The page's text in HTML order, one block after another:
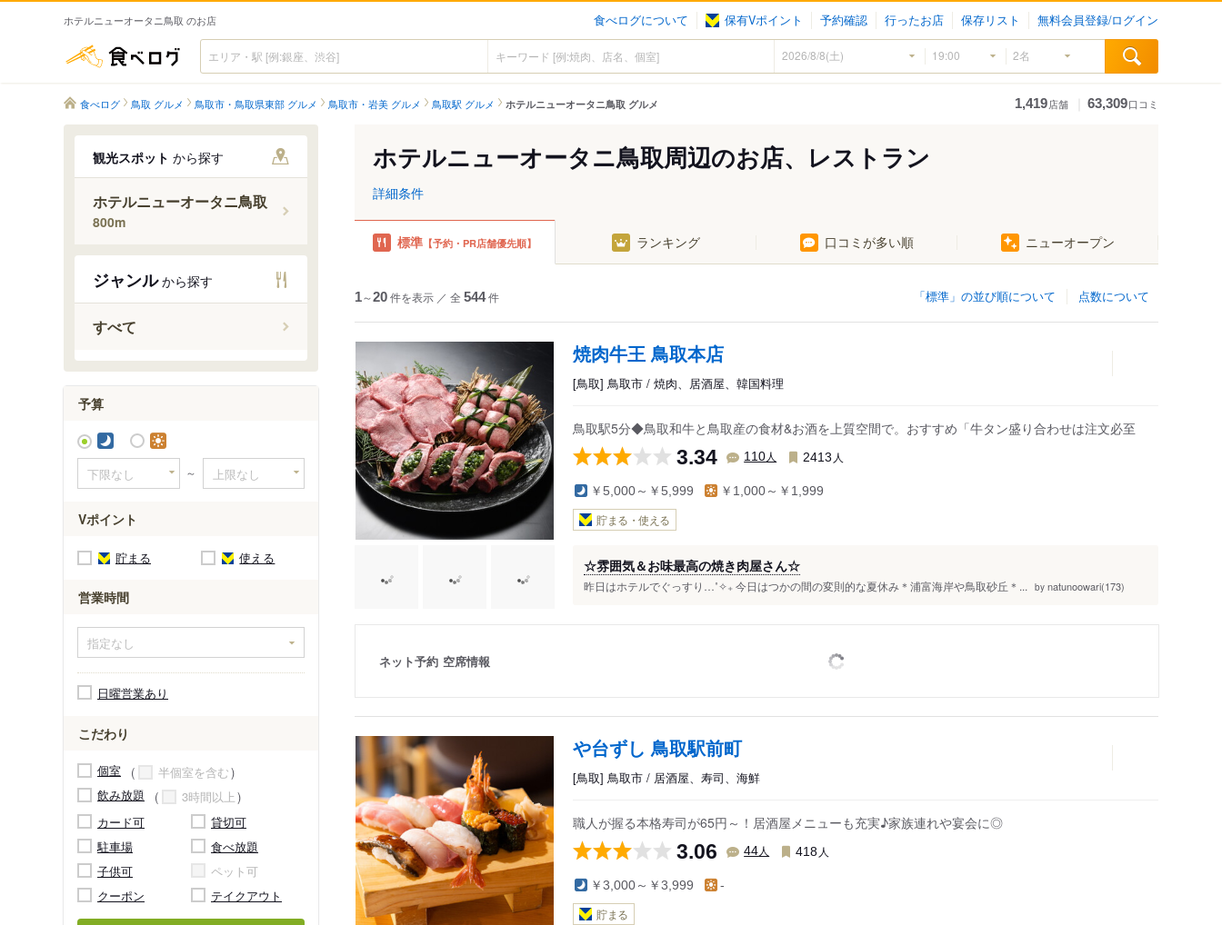
ホテルニューオータニ鳥取 のお店 食べログについて 保有Vポイント 予約確認 行ったお店 保存リスト 無料会員登録/ログイン
食べログ
食べログ 鳥取 グルメ 鳥取市・鳥取県東部 グルメ 鳥取市・岩美 グルメ 鳥取駅 グルメ ホテルニューオータニ鳥取 グルメ 1,419店舗 63,309口コミ
観光スポット から探す
ホテルニューオータニ鳥取
800m
ジャンルから探す
すべて
予算
～
Vポイント
貯まる 使える
営業時間
日曜営業あり
こだわり
個室
半個室を含む
飲み放題
3時間以上
カード可
貸切可
駐車場
食べ放題
子供可
ペット可
クーポン
テイクアウト
ホテルニューオータニ鳥取周辺のお店、レストラン
詳細条件
標準 【予約・PR店舗優先順】 ランキング 口コミが多い順 ニューオープン
1～20件を表示 ／ 全 544件 点数について
「標準」の並び順について
焼肉牛王 鳥取本店
[鳥取] 鳥取市 / 焼肉、居酒屋、韓国料理
鳥取駅5分◆鳥取和牛と鳥取産の食材&お酒を上質空間で。おすすめ「牛タン盛り合わせは注文必至
3.34 110人 2413 人
￥5,000～￥5,999 ￥1,000～￥1,999
貯まる・使える
☆雰囲気＆お味最高の焼き肉屋さん☆
昨日はホテルでぐっすり…˚✧₊ 今日はつかの間の変則的な夏休み＊浦富海岸や鳥取砂丘＊... by natunoowari(173)
ネット予約 空席情報
や台ずし 鳥取駅前町
[鳥取] 鳥取市 / 居酒屋、寿司、海鮮
職人が握る本格寿司が65円～！居酒屋メニューも充実♪家族連れや宴会に◎
3.06 44人 418 人
￥3,000～￥3,999 -
貯まる